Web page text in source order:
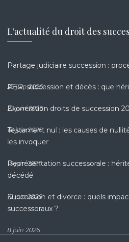
L’actualité du droit des
Partage judiciaire succession :
25 juin 2026
PER, succession et décès : que
22 juin 2026
Exonération droits de succession
18 juin 2026
Testament nul : les causes de
les invoquer
15 juin 2026
Représentation successorale :
décédé
12 juin 2026
Succession et divorce : quels
successoraux ?
8 juin 2026